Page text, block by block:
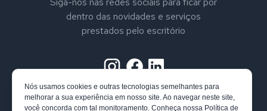
dentro das novidades e serviços
prestados pelo escritório
Nós usamos cookies e outras tecnologias semelhantes para
melhorar a sua experiência em nosso site. Ao navegar neste site,
você concorda com tal monitoramento. Conheça nossa Política de